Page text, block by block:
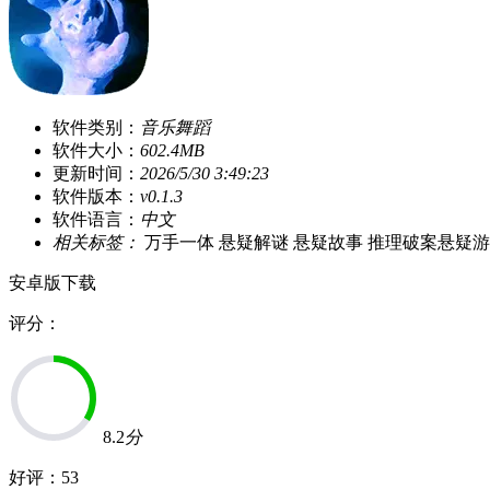
软件类别： 音乐舞蹈
软件大小： 602.4MB
更新时间： 2026/5/30 3:49:23
软件版本： v0.1.3
软件语言： 中文
相关标签： 万手一体 悬疑解谜 悬疑故事 推理破案悬疑
安卓版下载
评分：
8.2分
好评： 53